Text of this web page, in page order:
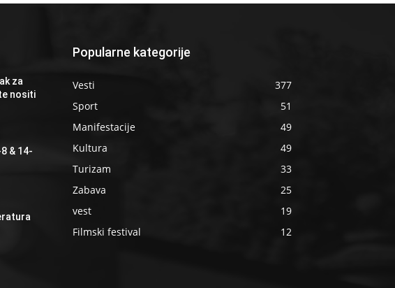
za
nositi
& 14-
Popularne kategorije
Vesti
377
Sport
51
Manifestacije
49
Kultura
49
Turizam
33
Zabava
25
vest
19
Filmski festival
12